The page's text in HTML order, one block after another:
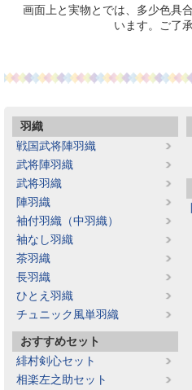
画面上と実物とでは、多少色具
います。ご了
羽織
戦国武将陣羽織
武将陣羽織
武将羽織
陣羽織
袖付羽織（中羽織）
袖なし羽織
茶羽織
長羽織
ひとえ羽織
チュニック風単羽織
おすすめセット
緋村剣心セット
相楽左之助セット